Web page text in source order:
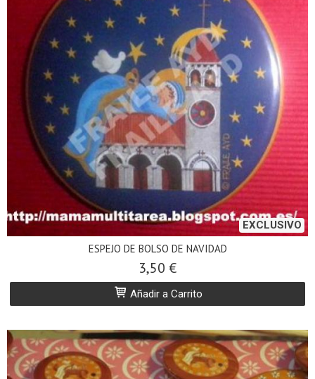
EXCLUSIVO
ESPEJO DE BOLSO DE NAVIDAD
3,50 €
Añadir a Carrito